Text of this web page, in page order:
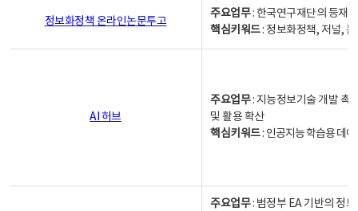
정보화정책 온라인논문투고
주요업무: 한국연구재단의 등재
핵심키워드: 정보화정책, 저널,
AI 허브
주요업무: 지능정보기술 개발 촉
및 활용 확산
핵심키워드: 인공지능 학습용 데
주요업무: 범정부 EA 기반의 정